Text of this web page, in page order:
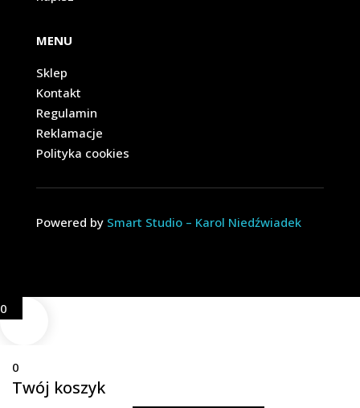
MENU
Sklep
Kontakt
Regulamin
Reklamacje
Polityka cookies
Powered by Smart Studio – Karol Niedźwiadek
0
0
Twój koszyk